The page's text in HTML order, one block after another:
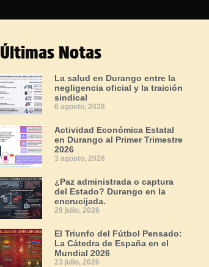
Últimas Notas
La salud en Durango entre la
negligencia oficial y la traición
sindical
6 agosto, 2026
Actividad Económica Estatal
en Durango al Primer Trimestre
2026
3 agosto, 2026
¿Paz administrada o captura
del Estado? Durango en la
encrucijada.
29 julio, 2026
El Triunfo del Fútbol Pensado:
La Cátedra de España en el
Mundial 2026
23 julio, 2026